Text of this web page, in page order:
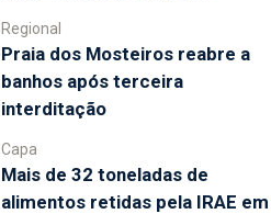
Regional
Praia dos Mosteiros reabre a
banhos após terceira
interditação
Capa
Mais de 32 toneladas de
alimentos retidas pela IRAE em